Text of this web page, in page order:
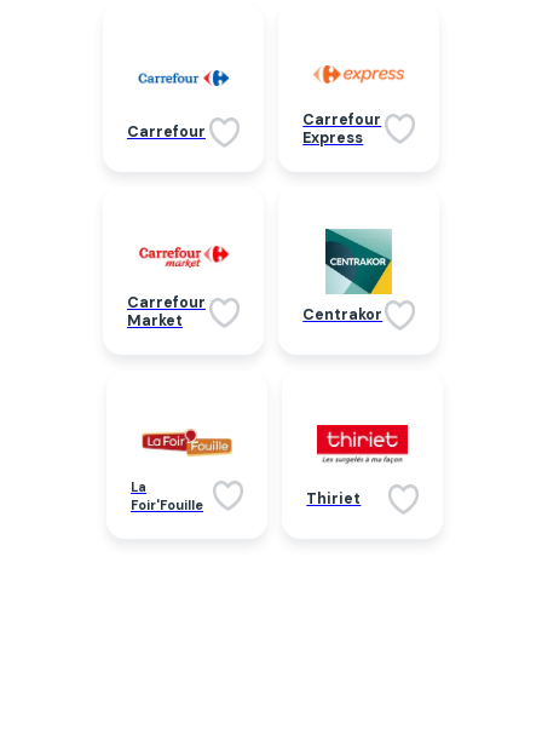
Carrefour
Carrefour
Express
Carrefour
Market
Centrakor
La
Foir'Fouille
Thiriet